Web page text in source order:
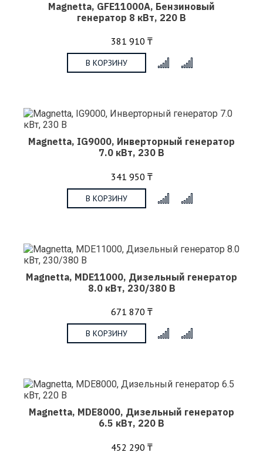
Magnetta, GFE11000A, Бензиновый
генератор 8 кВт, 220 В
381 910 ₸
В КОРЗИНУ
Magnetta, IG9000, Инверторный генератор
7.0 кВт, 230 В
341 950 ₸
В КОРЗИНУ
Magnetta, MDE11000, Дизельный генератор
8.0 кВт, 230/380 В
671 870 ₸
В КОРЗИНУ
Magnetta, MDE8000, Дизельный генератор
6.5 кВт, 220 В
452 290 ₸